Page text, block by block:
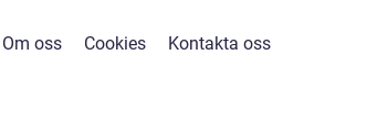
Om oss Cookies Kontakta oss